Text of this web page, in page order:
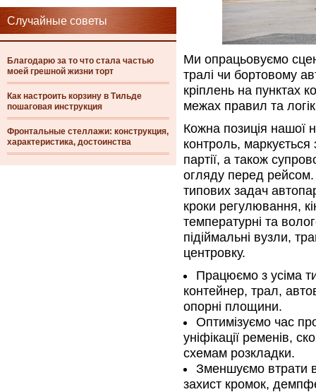
Случайные советы
Благодарю за то что стала частью
моей грешной жизни торт
Как настроить корзину в Тильде
пошаговая инструкция
Фронтальные стеллажи: конструкция,
характеристика, достоинства
Ми опрацьовуємо
тралі чи бортовому
кріплень на пунктах
межах правил та
Кожна позиція нашої
контроль, маркується
партії, а також
огляду перед
типових задач
кроки регулювання,
температурні та
підіймальні вузли,
центровку.
Працюємо з усіма
контейнер, трал,
опорні площини.
Оптимізуємо час
уніфікації ременів,
схемам розкладки.
Зменшуємо втрати
захист кромок,